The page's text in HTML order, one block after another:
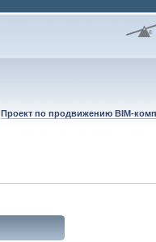
Проект по продвижению BIM-